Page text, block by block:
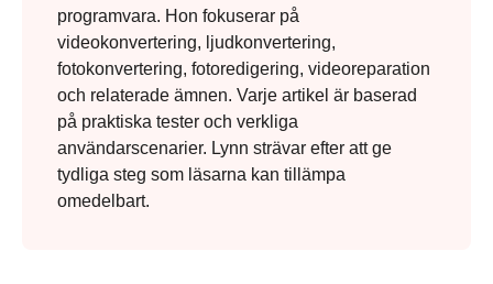
programvara. Hon fokuserar på
videokonvertering, ljudkonvertering,
fotokonvertering, fotoredigering, videoreparation
och relaterade ämnen. Varje artikel är baserad
på praktiska tester och verkliga
användarscenarier. Lynn strävar efter att ge
tydliga steg som läsarna kan tillämpa
omedelbart.